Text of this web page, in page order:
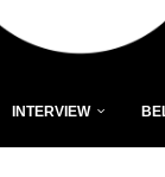
INTERVIEW